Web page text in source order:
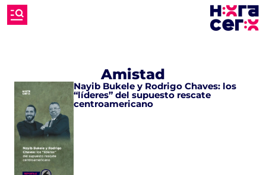
Amistad
Nayib Bukele y Rodrigo Chaves: los
“líderes” del supuesto rescate
centroamericano